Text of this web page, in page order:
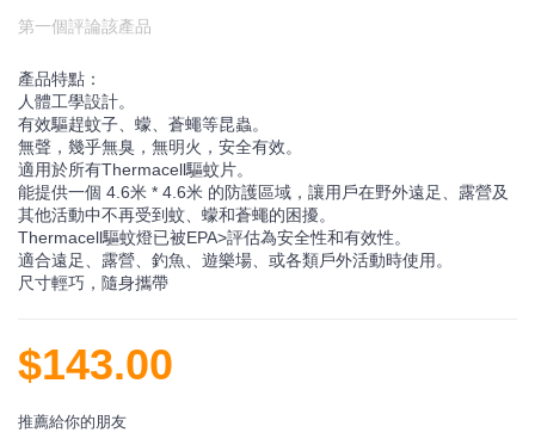
第一個評論該產品
產品特點：
人體工學設計。
有效驅趕蚊子、蠓、蒼蠅等昆蟲。
無聲，幾乎無臭，無明火，安全有效。
適用於所有Thermacell驅蚊片。
能提供一個 4.6米 * 4.6米 的防護區域，讓用戶在野外遠足、露營及
其他活動中不再受到蚊、蠓和蒼蠅的困擾。
Thermacell驅蚊燈已被EPA>評估為安全性和有效性。
適合遠足、露營、釣魚、遊樂場、或各類戶外活動時使用。
尺寸輕巧，隨身攜帶
$143.00
推薦給你的朋友